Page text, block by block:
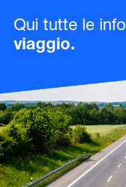
Qui tutte le info
viaggio.